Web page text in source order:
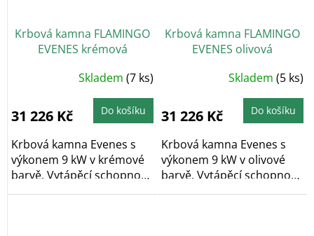
Krbová kamna FLAMINGO
EVENES krémová
Skladem (7 ks)
31 226 Kč Do košíku
Krbová kamna Evenes s
výkonem 9 kW v krémové
barvě. Vytápěcí schopnost
kamen činí...
Krbová kamna FLAMINGO
EVENES olivová
Skladem (5 ks)
31 226 Kč Do košíku
Krbová kamna Evenes s
výkonem 9 kW v olivové
barvě. Vytápěcí schopnost
kamen činí...